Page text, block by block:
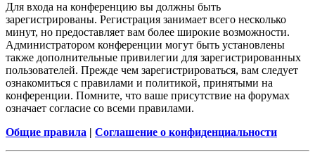
Для входа на конференцию вы должны быть
зарегистрированы. Регистрация занимает всего несколько
минут, но предоставляет вам более широкие возможности.
Администратором конференции могут быть установлены
также дополнительные привилегии для зарегистрированных
пользователей. Прежде чем зарегистрироваться, вам следует
ознакомиться с правилами и политикой, принятыми на
конференции. Помните, что ваше присутствие на форумах
означает согласие со всеми правилами.
Общие правила | Соглашение о конфиденциальности